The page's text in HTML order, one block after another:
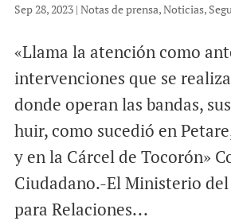
Sep 28, 2023| Notas de prensa,Noticias,
«Llama la atención como
intervenciones que se
donde operan las bandas,
huir, como sucedió en
y en la Cárcel de Tocorón»
Ciudadano.-El Ministerio
para Relaciones...